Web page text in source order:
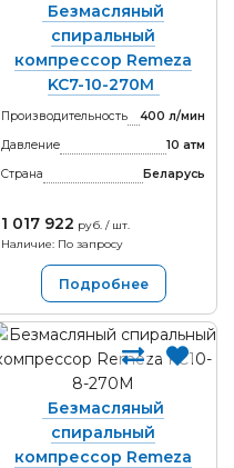
Безмасляный
спиральный
компрессор Remeza
KC7-10-270М
Производительность
400 л/мин
Давление
10 атм
Страна
Беларусь
1 017 922 руб. / шт.
Наличие: По запросу
Подробнее
Безмасляный
спиральный
компрессор Remeza